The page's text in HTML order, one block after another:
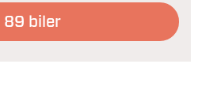
89 biler